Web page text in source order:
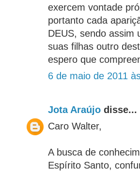
exercem vontade
portanto cada
DEUS, sendo assim
suas filhas outro
espero que
6 de maio de 2011
Jota Araújo disse...
Caro Walter,
A busca de
Espírito Santo,